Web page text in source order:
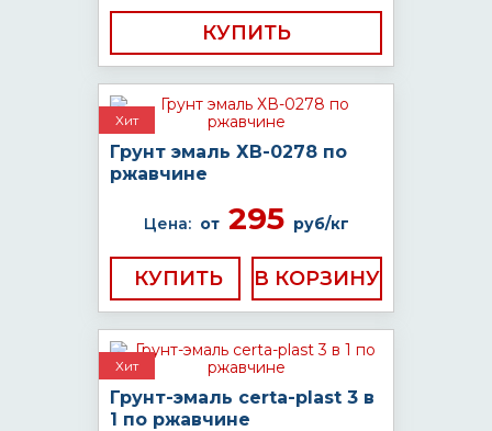
КУПИТЬ
Хит
Грунт эмаль ХВ-0278 по
ржавчине
Цена: от295 руб/кг
КУПИТЬ
Хит
Грунт-эмаль certa-plast 3 в
1 по ржавчине